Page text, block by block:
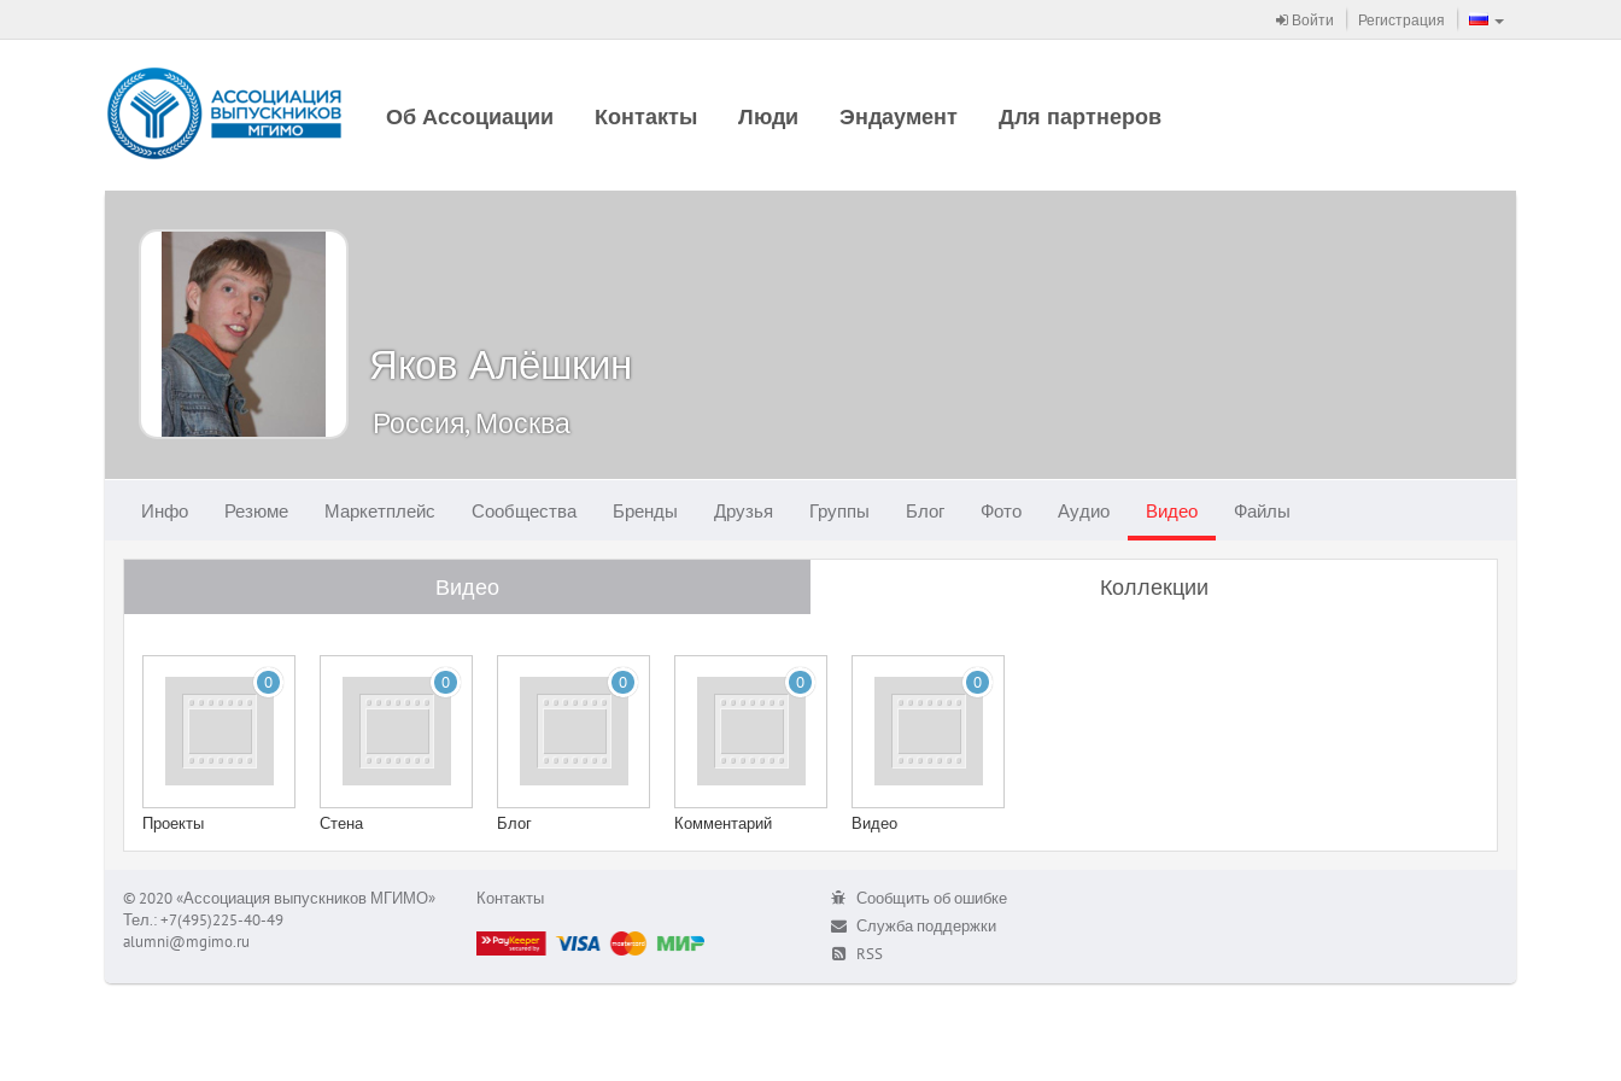
Войти Регистрация
Об Ассоциации Контакты Люди Эндаумент Для партнеров
Яков Алёшкин
Россия, Москва
Инфо Резюме Маркетплейс Сообщества Бренды Друзья Группы Блог Фото Аудио Видео Файлы
Видео Коллекции
0
Проекты
0
Стена
0
Блог
0
Комментарий
0
Видео
© 2020 «Ассоциация выпускников МГИМО»
Тел.: +7(495)225-40-49
alumni@mgimo.ru
Контакты
Сообщить об ошибке
Служба поддержки
RSS